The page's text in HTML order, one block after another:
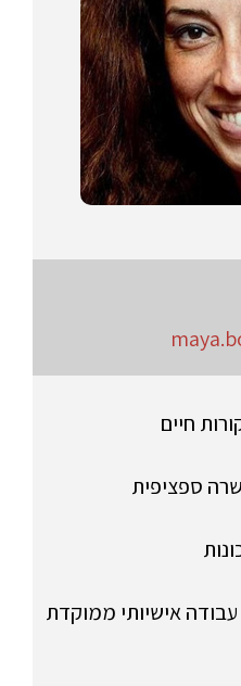
חיים
ספציפית
עבודה אישיותי ממוקדת